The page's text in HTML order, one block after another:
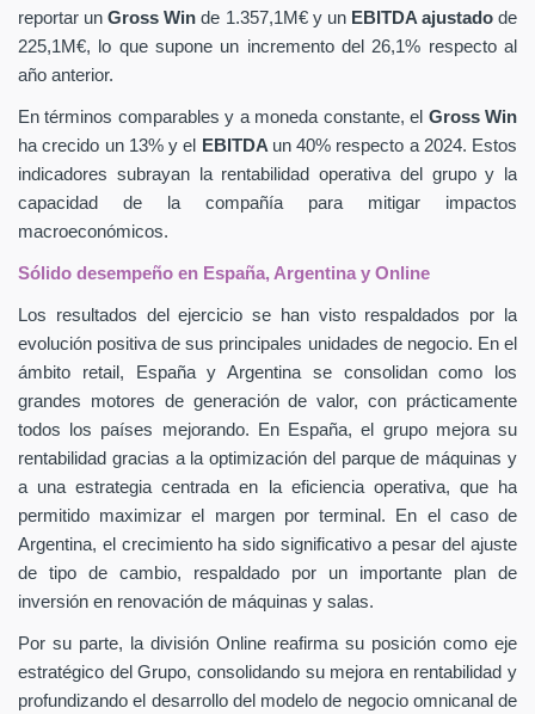
reportar unGross Winde 1.357,1M€ y un EBITDA ajustadode
225,1M€, lo que supone un incremento del 26,1% respecto al
año anterior.
En términos comparables y a moneda constante, el Gross Win
ha crecido un 13% y el
EBITDA un 40% respecto a 2024. Estos
indicadores subrayan la rentabilidad operativa del grupo y la
capacidad de la compañía para mitigar impactos
macroeconómicos.
Sólido desempeño en España, Argentina y Online
Los resultados del ejercicio se han visto respaldados por la
evolución positiva de sus principales unidades de negocio. En el
ámbito retail, España y Argentina se consolidan como los
grandes motores de generación de valor, con prácticamente
todos los países mejorando. En España, el grupo mejora su
rentabilidad gracias a la optimización del parque de máquinas y
a una estrategia centrada en la eficiencia operativa, que ha
permitido maximizar el margen por terminal. En el caso de
Argentina, el crecimiento ha sido significativo a pesar del ajuste
de tipo de cambio, respaldado por un importante plan de
inversión en renovación de máquinas y salas.
Por su parte, la división Online reafirma su posición como eje
estratégico del Grupo, consolidando su mejora en rentabilidad y
profundizando el desarrollo del modelo de negocio omnicanal de